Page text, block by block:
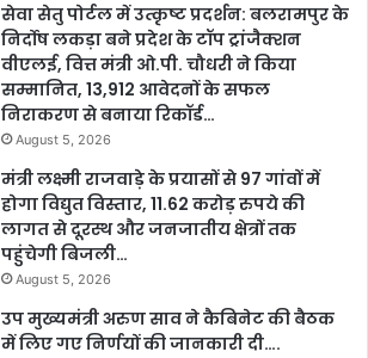
सेवा सेतु पोर्टल में उत्कृष्ट प्रदर्शन: बलरामपुर के
निर्दोष लकड़ा बने प्रदेश के टॉप ट्रांजैक्शन
वीएलई, वित्त मंत्री ओ.पी. चौधरी ने किया
सम्मानित, 13,912 आवेदनों के सफल
निराकरण से बनाया रिकॉर्ड…
August 5, 2026
मंत्री लक्ष्मी राजवाड़े के प्रयासों से 97 गांवों में
होगा विद्युत विस्तार, 11.62 करोड़ रुपये की
लागत से दूरस्थ और जनजातीय क्षेत्रों तक
पहुंचेगी बिजली…
August 5, 2026
उप मुख्यमंत्री अरुण साव ने कैबिनेट की बैठक
में लिए गए निर्णयों की जानकारी दी….